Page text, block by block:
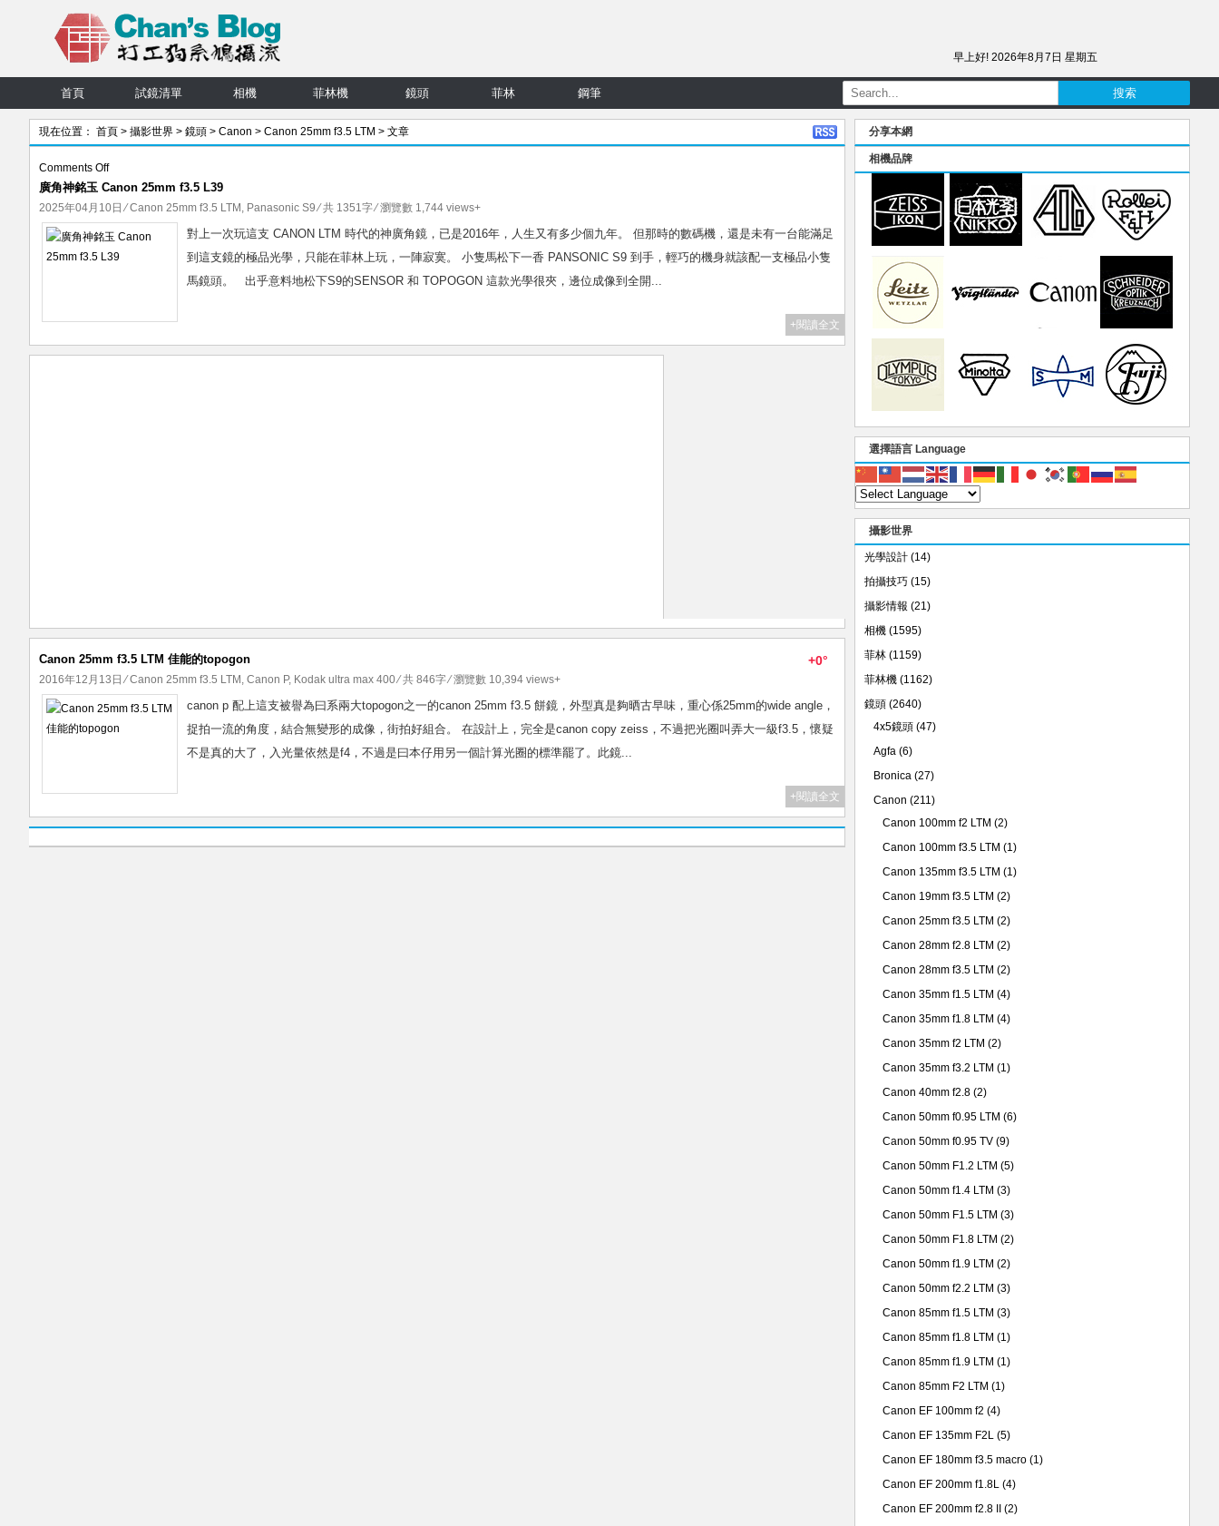
早上好! 2026年8月7日 星期五
首頁 試鏡清單 相機 菲林機 鏡頭 菲林 鋼筆
現在位置： 首頁 > 攝影世界 > 鏡頭 > Canon > Canon 25mm f3.5 LTM > 文章
Comments Offon
廣
角
神
L39
廣角神銘玉 Canon 25mm f3.5 L39
2025年04月10日 ⁄Canon 25mm f3.5 LTM , Panasonic S9⁄ 共 1351字 ⁄ 瀏覽數 1,744 views+
對上一次玩這支 CANON LTM 時代的神廣角鏡，已是2016年，人生又有多少個九年。 但那時的數碼機，還是未有一台能滿足
到這支鏡的極品光學，只能在菲林上玩，一陣寂寞。 小隻馬松下一香 PANSONIC S9 到手，輕巧的機身就該配一支極品小隻
馬鏡頭。 出乎意料地松下S9的SENSOR 和 TOPOGON 這款光學很夾，邊位成像到全開...
+閱讀全文
+0°
Canon 25mm f3.5 LTM 佳能的topogon
2016年12月13日 ⁄Canon 25mm f3.5 LTM , Canon P, Kodak ultra max 400⁄ 共 846字 ⁄ 瀏覽數 10,394 views+
canon p 配上這支被譽為曰系兩大topogon之一的canon 25mm f3.5 餅鏡，外型真是夠晒古早味，重心係25mm的wide angle，
捉拍一流的角度，結合無變形的成像，街拍好組合。 在設計上，完全是canon copy zeiss，不過把光圈叫弄大一級f3.5，懷疑
不是真的大了，入光量依然是f4，不過是曰本仔用另一個計算光圈的標準罷了。此鏡...
+閱讀全文
分享本網
相機品牌
選擇語言 Language
攝影世界
光學設計 (14)
拍攝技巧 (15)
攝影情報 (21)
相機 (1595)
菲林 (1159)
菲林機 (1162)
鏡頭 (2640)
4x5鏡頭 (47)
Agfa (6)
Bronica (27)
Canon (211)
Canon 100mm f2 LTM (2)
Canon 100mm f3.5 LTM (1)
Canon 135mm f3.5 LTM (1)
Canon 19mm f3.5 LTM (2)
Canon 25mm f3.5 LTM (2)
Canon 28mm f2.8 LTM (2)
Canon 28mm f3.5 LTM (2)
Canon 35mm f1.5 LTM (4)
Canon 35mm f1.8 LTM (4)
Canon 35mm f2 LTM (2)
Canon 35mm f3.2 LTM (1)
Canon 40mm f2.8 (2)
Canon 50mm f0.95 LTM (6)
Canon 50mm f0.95 TV (9)
Canon 50mm F1.2 LTM (5)
Canon 50mm f1.4 LTM (3)
Canon 50mm F1.5 LTM (3)
Canon 50mm F1.8 LTM (2)
Canon 50mm f1.9 LTM (2)
Canon 50mm f2.2 LTM (3)
Canon 85mm f1.5 LTM (3)
Canon 85mm f1.8 LTM (1)
Canon 85mm f1.9 LTM (1)
Canon 85mm F2 LTM (1)
Canon EF 100mm f2 (4)
Canon EF 135mm F2L (5)
Canon EF 180mm f3.5 macro (1)
Canon EF 200mm f1.8L (4)
Canon EF 200mm f2.8 II
(2)